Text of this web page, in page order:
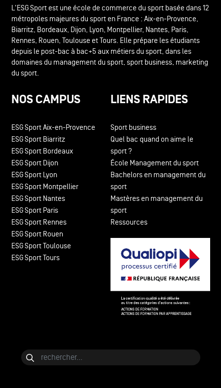
L'ESG Sport est une école de commerce du sport basée dans 12
métropoles majeures du sport en France : Aix-en-Provence,
Biarritz, Bordeaux, Dijon, Lyon, Montpellier, Nantes, Paris,
Rennes, Rouen, Toulouse et Tours. Elle prépare les étudiants
depuis le post-bac à bac+5 aux métiers du sport, dans les
domaines du management du sport, sport business, marketing
du sport.
NOS CAMPUS
ESG Sport Aix-en-Provence
ESG Sport Biarritz
ESG Sport Bordeaux
ESG Sport Dijon
ESG Sport Lyon
ESG Sport Montpellier
ESG Sport Nantes
ESG Sport Paris
ESG Sport Rennes
ESG Sport Rouen
ESG Sport Toulouse
ESG Sport Tours
LIENS RAPIDES
Sport business
Quel bac quand on aime le
sport ?
École Management du sport
Bachelors en management du
sport
Mastères en management du
sport
Ressources